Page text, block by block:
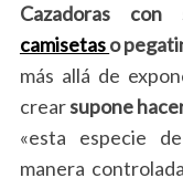
Cazadoras con
camisetaso
más allá de
crearsupone
«esta especie de
manera